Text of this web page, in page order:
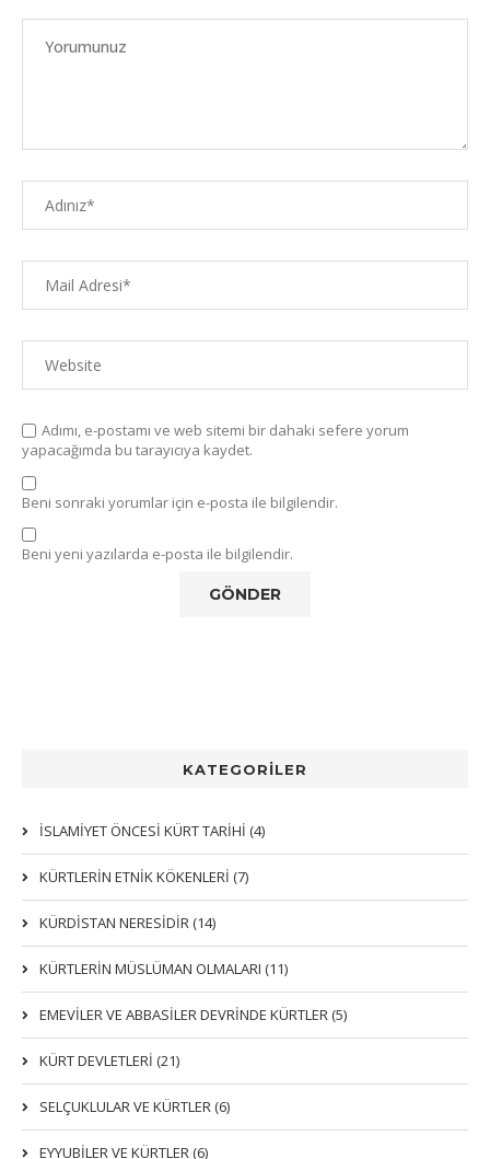
Adımı, e-postamı ve web sitemi bir dahaki sefere yorum
yapacağımda bu tarayıcıya kaydet.
Beni sonraki yorumlar için e-posta ile bilgilendir.
Beni yeni yazılarda e-posta ile bilgilendir.
KATEGORİLER
İSLAMİYET ÖNCESİ KÜRT TARİHİ (4)
KÜRTLERIN ETNIK KÖKENLERI (7)
KÜRDİSTAN NERESİDİR (14)
KÜRTLERİN MÜSLÜMAN OLMALARI (11)
EMEVİLER VE ABBASİLER DEVRİNDE KÜRTLER (5)
KÜRT DEVLETLERİ (21)
SELÇUKLULAR VE KÜRTLER (6)
EYYUBİLER VE KÜRTLER (6)